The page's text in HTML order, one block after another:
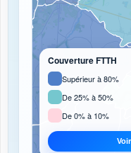
Couverture FTTH
Supérieur à 80%
De 25% à 50%
De 0% à 10%